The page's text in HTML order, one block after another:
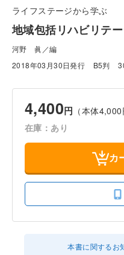
ライフステージから学ぶ
地域包括リハビリテ
河野 眞／編
2018年03月30日発行
B5判
4,400円 （本体4,000
在庫：あり
カ
本書に関するお